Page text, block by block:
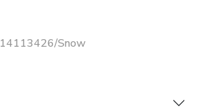
Snow